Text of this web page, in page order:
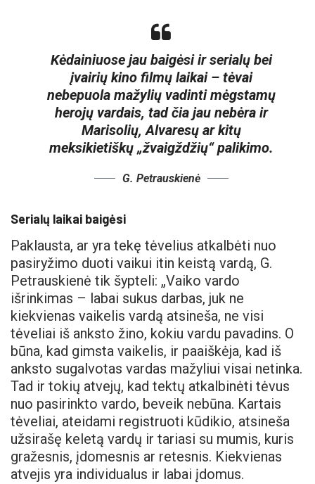
Kėdainiuose jau baigėsi ir serialų bei
įvairių kino filmų laikai – tėvai
nebepuola mažylių vadinti mėgstamų
herojų vardais, tad čia jau nebėra ir
Marisolių, Alvaresų ar kitų
meksikietiškų „žvaigždžių“ palikimo.
G. Petrauskienė
Serialų laikai baigėsi
Paklausta, ar yra tekę tėvelius atkalbėti nuo
pasiryžimo duoti vaikui itin keistą vardą, G.
Petrauskienė tik šypteli: „Vaiko vardo
išrinkimas – labai sukus darbas, juk ne
kiekvienas vaikelis vardą atsineša, ne visi
tėveliai iš anksto žino, kokiu vardu pavadins. O
būna, kad gimsta vaikelis, ir paaiškėja, kad iš
anksto sugalvotas vardas mažyliui visai netinka.
Tad ir tokių atvejų, kad tektų atkalbinėti tėvus
nuo pasirinkto vardo, beveik nebūna. Kartais
tėveliai, ateidami registruoti kūdikio, atsineša
užsirašę keletą vardų ir tariasi su mumis, kuris
gražesnis, įdomesnis ar retesnis. Kiekvienas
atvejis yra individualus ir labai įdomus.